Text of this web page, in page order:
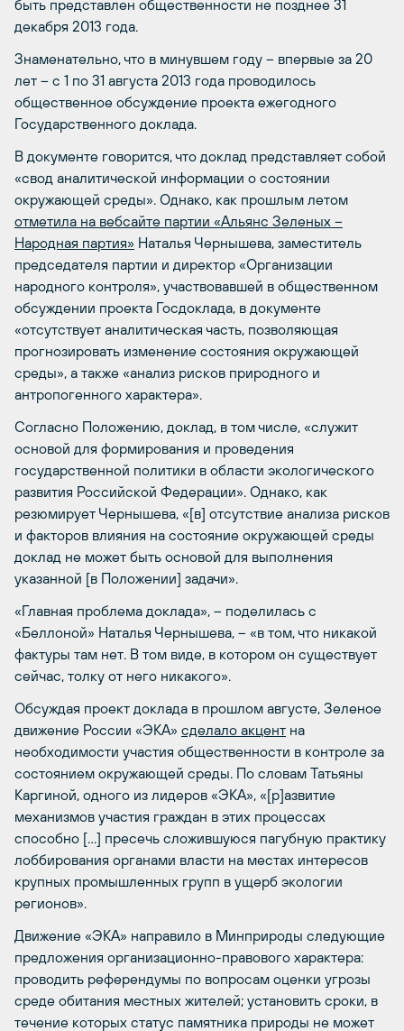
быть представлен общественности не позднее 31
декабря 2013 года.
Знаменательно, что в минувшем году – впервые за 20
лет – с 1 по 31 августа 2013 года проводилось
общественное обсуждение проекта ежегодного
Государственного доклада.
В документе говорится, что доклад представляет собой
«свод аналитической информации о состоянии
окружающей среды». Однако, как прошлым летом
отметила на вебсайте партии «Альянс Зеленых –
Народная партия» Наталья Чернышева, заместитель
председателя партии и директор «Организации
народного контроля», участвовавшей в общественном
обсуждении проекта Госдоклада, в документе
«отсутствует аналитическая часть, позволяющая
прогнозировать изменение состояния окружающей
среды», а также «анализ рисков природного и
антропогенного характера».
Согласно Положению, доклад, в том числе, «служит
основой для формирования и проведения
государственной политики в области экологического
развития Российской Федерации». Однако, как
резюмирует Чернышева, «[в] отсутствие анализа рисков
и факторов влияния на состояние окружающей среды
доклад не может быть основой для выполнения
указанной [в Положении] задачи».
«Главная проблема доклада», – поделилась с
«Беллоной» Наталья Чернышева, – «в том, что никакой
фактуры там нет. В том виде, в котором он существует
сейчас, толку от него никакого».
Обсуждая проект доклада в прошлом августе, Зеленое
движение России «ЭКА» сделало акцент на
необходимости участия общественности в контроле за
состоянием окружающей среды. По словам Татьяны
Каргиной, одного из лидеров «ЭКА», «[р]азвитие
механизмов участия граждан в этих процессах
способно […] пресечь сложившуюся пагубную практику
лоббирования органами власти на местах интересов
крупных промышленных групп в ущерб экологии
регионов».
Движение «ЭКА» направило в Минприроды следующие
предложения организационно-правового характера:
проводить референдумы по вопросам оценки угрозы
среде обитания местных жителей; установить сроки, в
течение которых статус памятника природы не может